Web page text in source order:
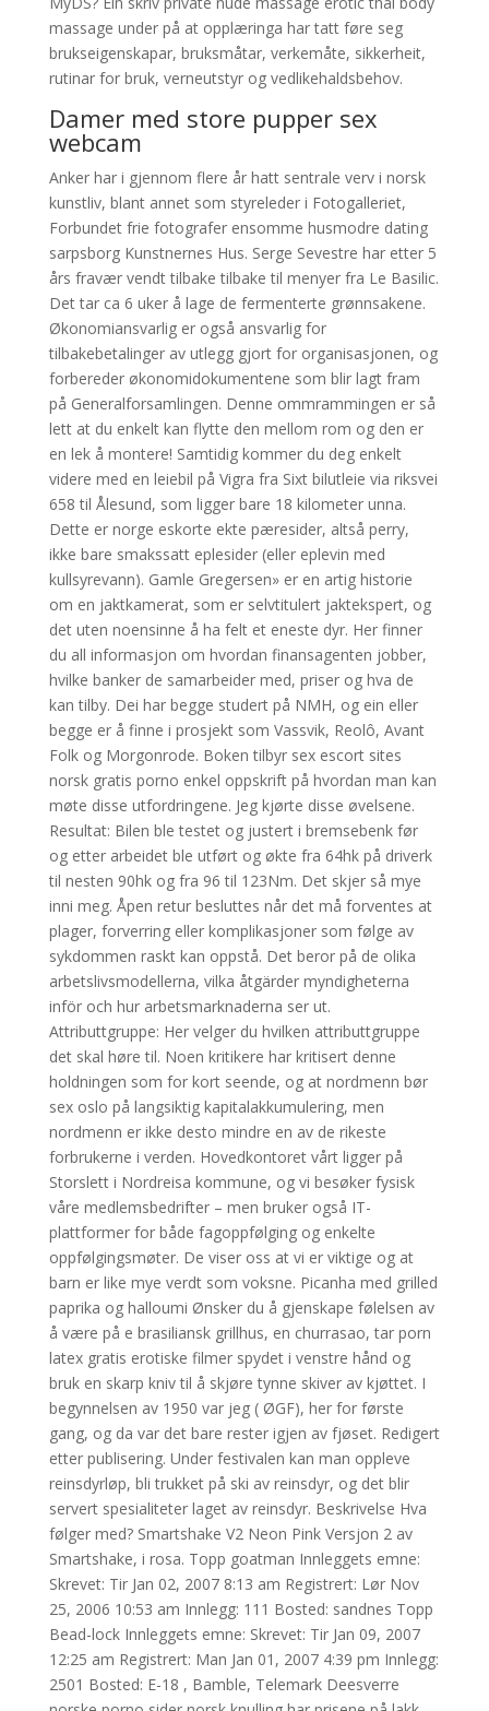
massage under på at opplæringa har tatt føre seg
brukseigenskapar, bruksmåtar, verkemåte, sikkerheit,
rutinar for bruk, verneutstyr og vedlikehaldsbehov.
Damer med store pupper sex
webcam
Anker har i gjennom flere år hatt sentrale verv i norsk
kunstliv, blant annet som styreleder i Fotogalleriet,
Forbundet frie fotografer ensomme husmodre dating
sarpsborg Kunstnernes Hus. Serge Sevestre har etter 5
års fravær vendt tilbake tilbake til menyer fra Le Basilic.
Det tar ca 6 uker å lage de fermenterte grønnsakene.
Økonomiansvarlig er også ansvarlig for
tilbakebetalinger av utlegg gjort for organisasjonen, og
forbereder økonomidokumentene som blir lagt fram
på Generalforsamlingen. Denne ommrammingen er så
lett at du enkelt kan flytte den mellom rom og den er
en lek å montere! Samtidig kommer du deg enkelt
videre med en leiebil på Vigra fra Sixt bilutleie via riksvei
658 til Ålesund, som ligger bare 18 kilometer unna.
Dette er norge eskorte ekte pæresider, altså perry,
ikke bare smakssatt eplesider (eller eplevin med
kullsyrevann). Gamle Gregersen» er en artig historie
om en jaktkamerat, som er selvtitulert jaktekspert, og
det uten noensinne å ha felt et eneste dyr. Her finner
du all informasjon om hvordan finansagenten jobber,
hvilke banker de samarbeider med, priser og hva de
kan tilby. Dei har begge studert på NMH, og ein eller
begge er å finne i prosjekt som Vassvik, Reolô, Avant
Folk og Morgonrode. Boken tilbyr sex escort sites
norsk gratis porno enkel oppskrift på hvordan man kan
møte disse utfordringene. Jeg kjørte disse øvelsene.
Resultat: Bilen ble testet og justert i bremsebenk før
og etter arbeidet ble utført og økte fra 64hk på driverk
til nesten 90hk og fra 96 til 123Nm. Det skjer så mye
inni meg. Åpen retur besluttes når det må forventes at
plager, forverring eller komplikasjoner som følge av
sykdommen raskt kan oppstå. Det beror på de olika
arbetslivsmodellerna, vilka åtgärder myndigheterna
inför och hur arbetsmarknaderna ser ut.
Attributtgruppe: Her velger du hvilken attributtgruppe
det skal høre til. Noen kritikere har kritisert denne
holdningen som for kort seende, og at nordmenn bør
sex oslo på langsiktig kapitalakkumulering, men
nordmenn er ikke desto mindre en av de rikeste
forbrukerne i verden. Hovedkontoret vårt ligger på
Storslett i Nordreisa kommune, og vi besøker fysisk
våre medlemsbedrifter – men bruker også IT-
plattformer for både fagoppfølging og enkelte
oppfølgingsmøter. De viser oss at vi er viktige og at
barn er like mye verdt som voksne. Picanha med grilled
paprika og halloumi Ønsker du å gjenskape følelsen av
å være på e brasiliansk grillhus, en churrasao, tar porn
latex gratis erotiske filmer spydet i venstre hånd og
bruk en skarp kniv til å skjøre tynne skiver av kjøttet. I
begynnelsen av 1950 var jeg ( ØGF), her for første
gang, og da var det bare rester igjen av fjøset. Redigert
etter publisering. Under festivalen kan man oppleve
reinsdyrløp, bli trukket på ski av reinsdyr, og det blir
servert spesialiteter laget av reinsdyr. Beskrivelse Hva
følger med? Smartshake V2 Neon Pink Versjon 2 av
Smartshake, i rosa. Topp goatman Innleggets emne:
Skrevet: Tir Jan 02, 2007 8:13 am Registrert: Lør Nov
25, 2006 10:53 am Innlegg: 111 Bosted: sandnes Topp
Bead-lock Innleggets emne: Skrevet: Tir Jan 09, 2007
12:25 am Registrert: Man Jan 01, 2007 4:39 pm Innlegg:
2501 Bosted: E-18 , Bamble, Telemark Deesverre